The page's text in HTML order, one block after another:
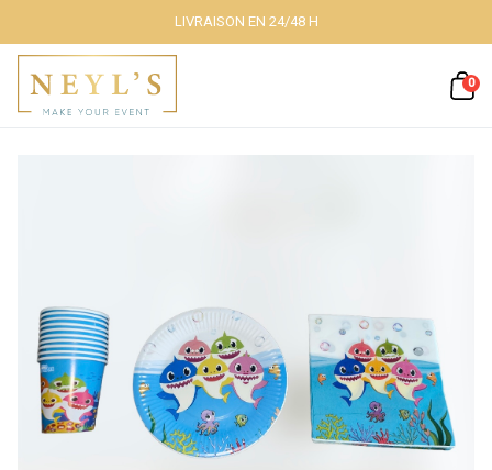
Fermer
lumineuse
Décoration à
LIVRAISON EN 24/48 H
0